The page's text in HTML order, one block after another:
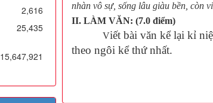
nhàn vô sự, sống lâu giàu bền, còn
II. LÀM VĂN: (7.0 điểm)
Viết bài văn kể lại kỉ
theo ngôi kể thứ nhất.
2,616
25,435
15,647,921